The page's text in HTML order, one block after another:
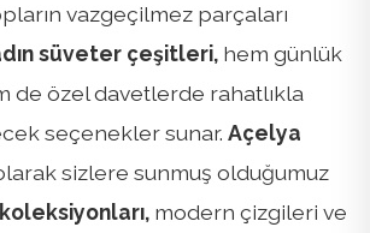
vazgeçilmez parçaları
süveter çeşitleri, hem günlük
de özel davetlerde rahatlıkla
seçenekler sunar. Açelya
sizlere sunmuş olduğumuz
modern çizgileri ve